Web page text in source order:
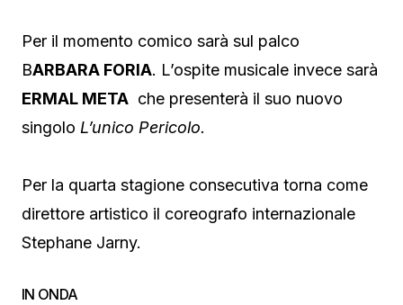
Per il momento comico sarà sul palco
BARBARA FORIA. L’ospite musicale invece sarà
ERMAL META che presenterà il suo nuovo
singolo L’unico Pericolo.
Per la quarta stagione consecutiva torna come
direttore artistico il coreografo internazionale
Stephane Jarny.
IN ONDA